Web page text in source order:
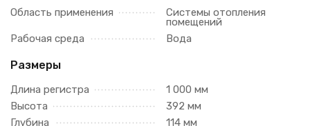
Область применения Системы отопления
помещений
Рабочая среда
Вода
Размеры
Длина регистра
1 000 мм
Высота
392 мм
Глубина
114 мм